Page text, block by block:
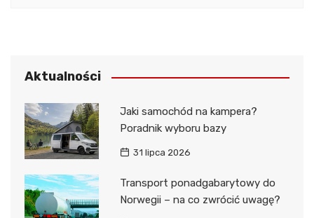
Aktualności
Jaki samochód na kampera?
Poradnik wyboru bazy
31 lipca 2026
Transport ponadgabarytowy do
Norwegii – na co zwrócić uwagę?